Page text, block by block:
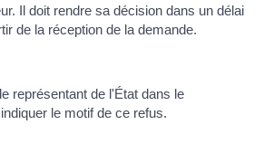
Il doit rendre sa décision dans un délai
de la réception de la demande.
représentant de l'État dans le
le motif de ce refus.